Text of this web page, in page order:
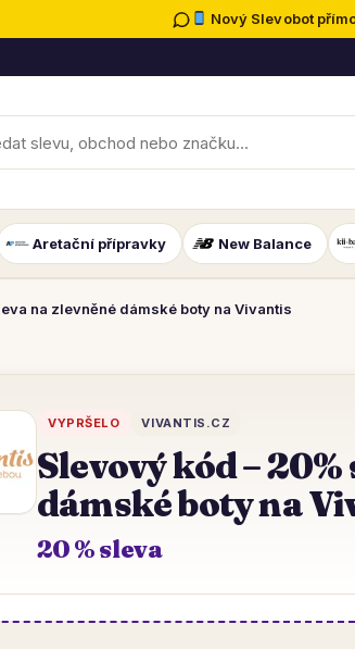
Nový Slevobot
Aretační přípravky New Balance
na zlevněné dámské boty na Vivantis
VYPRŠELO VIVANTIS.CZ
Slevový kód –
dámské boty na
20 % sleva